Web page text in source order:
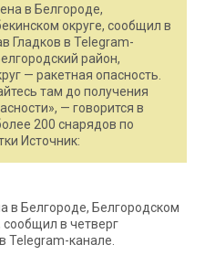
в Белгороде,
округе, сообщил в
Гладков в Telegram-
район,
— ракетная опасность.
там до получения
— говорится в
200 снарядов по
Источник:
в Белгороде, Белгородском
в четверг
Telegram-канале.